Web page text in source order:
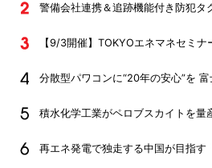
警備会社連携＆追跡機能付き防犯タ
【9/3開催】TOKYOエネマネセミ
分散型パワコンに“20年の安心”を
積水化学工業がペロブスカイトを量
再エネ発電で独走する中国が目指す